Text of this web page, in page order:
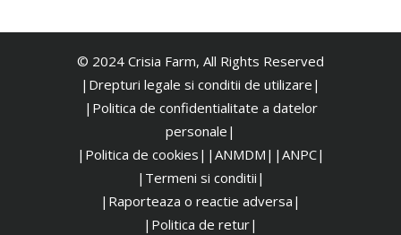
© 2024 Crisia Farm, All Rights Reserved
|Drepturi legale si conditii de utilizare|
| Politica de confidentialitate a datelor
personale|
|Politica de cookies| |ANMDM| |ANPC|
|Termeni si conditii|
|Raporteaza o reactie adversa|
|Politica de retur|